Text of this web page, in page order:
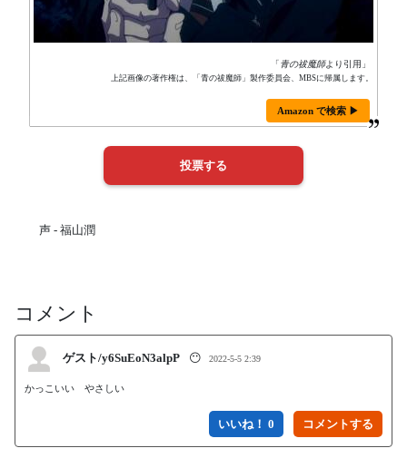
「青の祓魔師より引用」
上記画像の著作権は、「青の祓魔師」製作委員会、MBSに帰属します。
Amazon で検索 ▶
声 - 福山潤
コメント
ゲスト/y6SuEoN3alpP 😶 2022-5-5 2:39
かっこいい　やさしい
いいね！ 0